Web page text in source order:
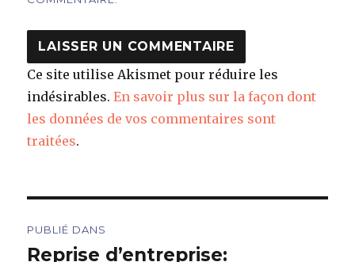
Ce site utilise Akismet pour réduire les
indésirables.En savoir plus sur la façon dont
les données de vos commentaires sont
traitées.
de
PUBLIÉ DANS
Reprise d’entreprise: